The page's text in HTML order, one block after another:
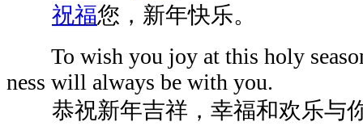
祝福您，新年快乐。
To wish you joy at this holy
ness will always be with you.
恭祝新年吉祥，幸福和欢乐与